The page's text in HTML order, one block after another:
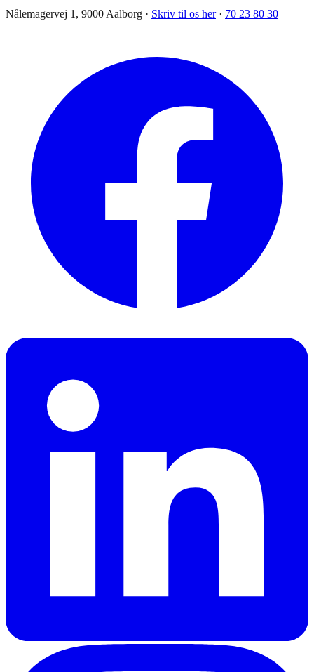
Nålemagervej 1, 9000 Aalborg · Skriv til os her · 70 23 80 30